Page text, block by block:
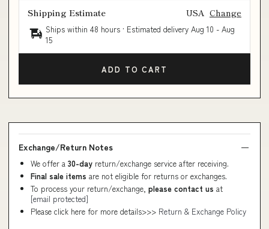
Shipping Estimate USA Change
Ships within 48 hours · Estimated delivery Aug 10 - Aug
15
ADD TO CART
Exchange/Return Notes
We offer a 30-day return/exchange service after receiving.
Final sale items are not eligible for returns or exchanges.
To process your return/exchange, please contact us at
[email protected]
Please click here for more details>>> Return & Exchange Policy